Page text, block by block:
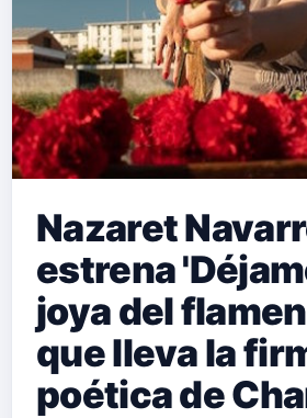
Nazaret
estrena
joya del
que lleva la
poética de